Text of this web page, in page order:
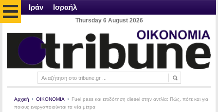
Ιράν Ισραήλ
Thursday 6 August 2026
Αρχική ΟΙΚΟΝΟΜΙΑ
Fuel pass και επιδότηση diesel στην αντλία: Πώς, πότε και για
ποιους ενεργοποιούνται τα νέα μέτρα